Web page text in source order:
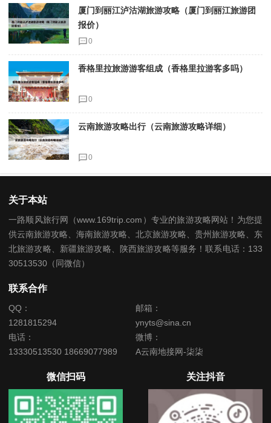
厦门到丽江泸沽湖旅游攻略（厦门到丽江旅游团
报价）
0
香格里拉旅游游客组成（香格里拉游客多吗）
0
云南旅游攻略出行（云南旅游攻略详细）
0
关于本站
一路顺风旅行网（www.169trip.com）专业的旅游攻略网站！为您提
供云南旅游攻略、海南旅游攻略、北京旅游攻略、贵州旅游攻略、东
北旅游攻略、新疆旅游攻略、陕西旅游攻略等服务！联系电话：133
30513530（同微信）
联系合作
QQ：
1281815294
邮箱：
ynyts@sina.cn
电话：
13330513530 18669077989
微博：
A云南地接网-柒柒
微信扫码 关注抖音